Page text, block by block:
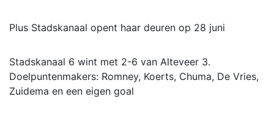
Plus Stadskanaal opent haar deuren op 28 juni
Stadskanaal 6 wint met 2-6 van Alteveer 3.
Doelpuntenmakers: Romney, Koerts, Chuma, De Vries,
Zuidema en een eigen goal